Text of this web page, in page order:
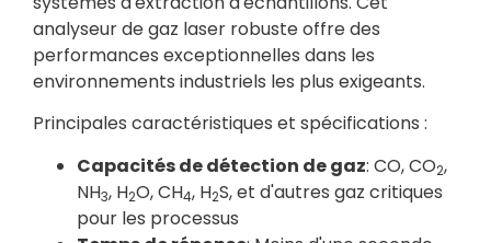
analyseur de gaz laser robuste offre des
performances exceptionnelles dans les
environnements industriels les plus exigeants.
Principales caractéristiques et spécifications :
Capacités de détection de gaz: CO, CO2,
NH3, H2O, CH4, H2S, et d'autres gaz critiques
pour les processus